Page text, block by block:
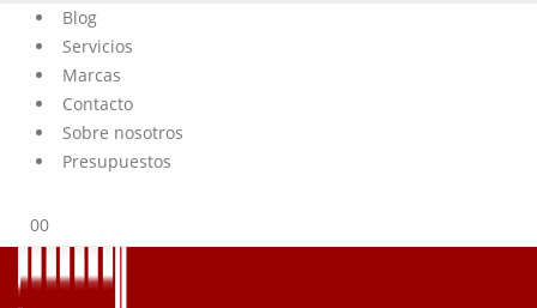
Blog
Servicios
Marcas
Contacto
Sobre nosotros
Presupuestos
00